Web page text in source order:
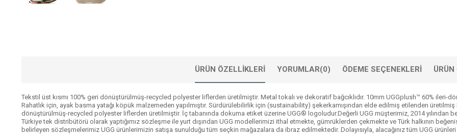
ÜRÜN ÖZELLIKLERI YORUMLAR(0) ÖDEME SEÇENEKLERI ÜRÜN
Tekstil üst kısmı 100% geri dönüştürülmüş-recycled polyester liflerden üretilmiştir. Metal tokalı ve dekoratif bağcıklıdır. 10mm UGGplush™ 60% ileri-
Rahatlık için, ayak basma yatağı köpük malzemeden yapılmıştır. Sürdürülebilirlik için (sustainability) şekerkamışından elde edilmiş etilenden üretilmiş
dönüştürülmüş-recycled polyester liflerden üretilmiştir. İç tabanında dokuma etiket üzerine UGG® logoludur.Değerli UGG müşterimiz, 2014 yılından
Türkiye tek distribütörü olarak yaptığımız sözleşme ile yurt dışından UGG modellerimizi ithal etmekte, gümrüklerden çekmekte ve Türk halkının
belirleyen sözleşmelerimiz UGG ürünlerimizin satışa sunulduğu tüm seçkin mağazalara da ibraz edilmektedir. Dolayısıyla, alacağınız tüm UGG